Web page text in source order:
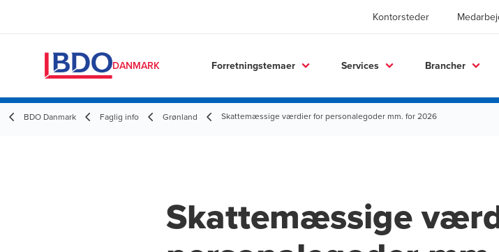
Kontorsteder
DANMARK Forretningstemaer Services Brancher
BDO Danmark Faglig info Grønland Skattemæssige værdier for personalegoder mm. for 2026
Skattemæssige